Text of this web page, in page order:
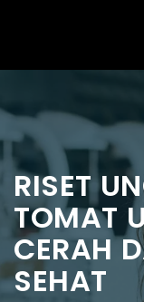
RISET
TOMAT
CERAH
SEHAT